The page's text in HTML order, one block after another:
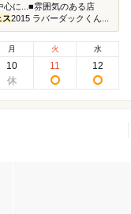
心に...■雰囲気のある店
ス2015 ラバーダックくん...
月
10
火
11
水
12